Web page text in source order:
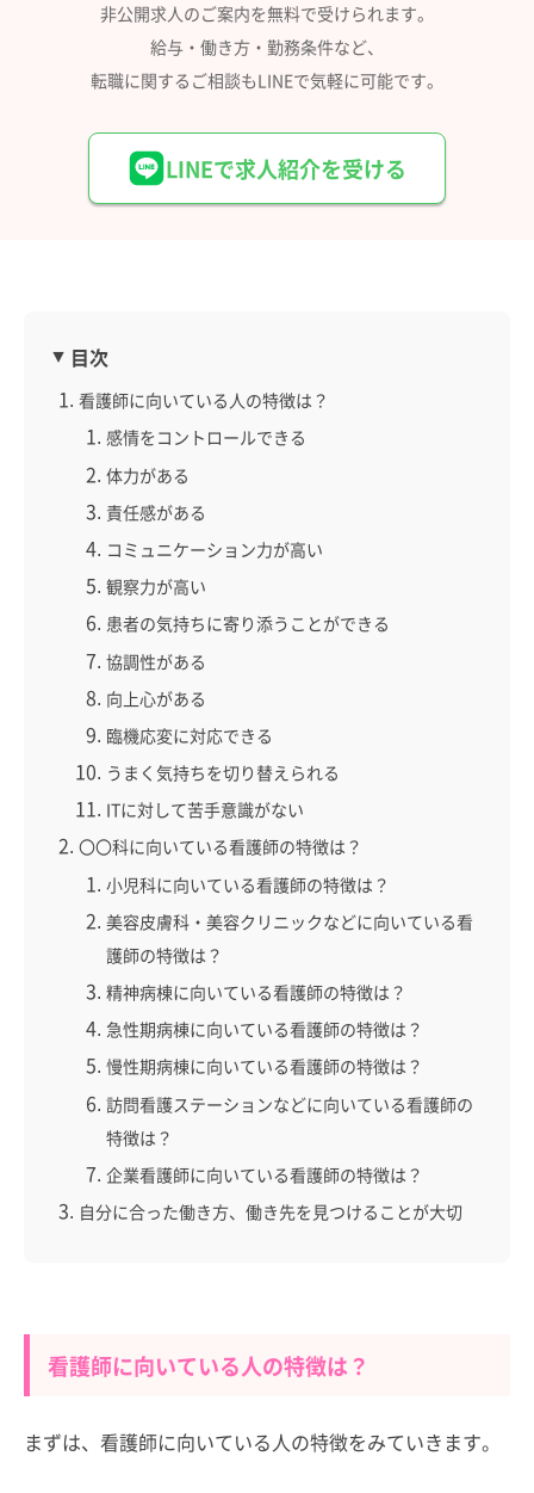
非公開求人のご案内を無料で受けられます。
給与・働き方・勤務条件など、
転職に関するご相談もLINEで気軽に可能です。
LINEで求人紹介を受ける
目次
看護師に向いている人の特徴は？
感情をコントロールできる
体力がある
責任感がある
コミュニケーション力が高い
観察力が高い
患者の気持ちに寄り添うことができる
協調性がある
向上心がある
臨機応変に対応できる
うまく気持ちを切り替えられる
ITに対して苦手意識がない
〇〇科に向いている看護師の特徴は？
小児科に向いている看護師の特徴は？
美容皮膚科・美容クリニックなどに向いている看
護師の特徴は？
精神病棟に向いている看護師の特徴は？
急性期病棟に向いている看護師の特徴は？
慢性期病棟に向いている看護師の特徴は？
訪問看護ステーションなどに向いている看護師の
特徴は？
企業看護師に向いている看護師の特徴は？
自分に合った働き方、働き先を見つけることが大切
看護師に向いている人の特徴は？
まずは、看護師に向いている人の特徴をみていきます。